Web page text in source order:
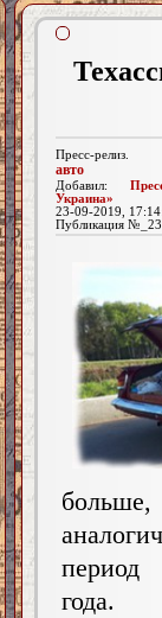
Пресс-релиз.
авто
Добавил:
Украина»
23-09-2019,
Публикация
период
года.